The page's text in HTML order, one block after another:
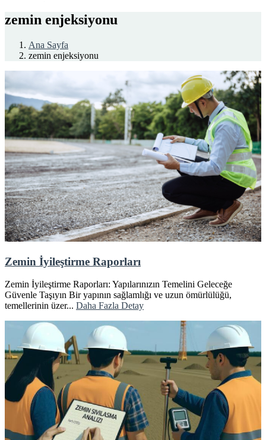
zemin enjeksiyonu
Ana Sayfa
zemin enjeksiyonu
Zemin İyileştirme Raporları
Zemin İyileştirme Raporları: Yapılarınızın Temelini Geleceğe
Güvenle Taşıyın Bir yapının sağlamlığı ve uzun ömürlülüğü,
temellerinin üzer... Daha Fazla Detay